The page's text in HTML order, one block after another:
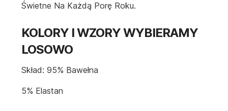
Świetne Na Każdą Porę Roku.
KOLORY I WZORY WYBIERAMY
LOSOWO
Skład: 95% Bawełna
5% Elastan